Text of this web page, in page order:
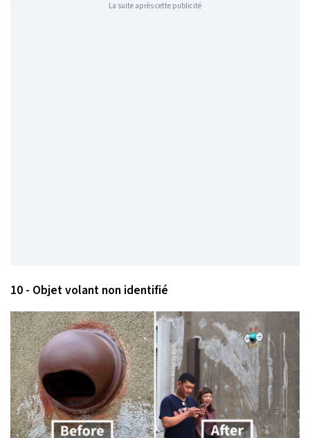
La suite après cette publicité
10 - Objet volant non identifié